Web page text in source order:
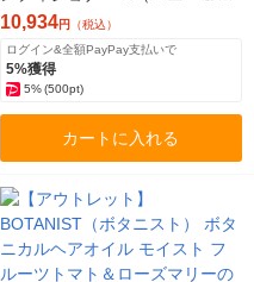
イビスカス）しっとり 473mL
10,934円 （税込）
ログイン&全額PayPay支払いで
5%獲得
5% (500pt)
カートに入れる